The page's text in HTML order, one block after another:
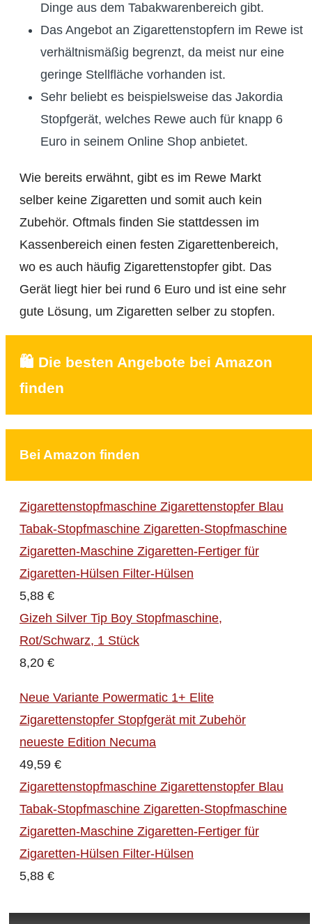
Dinge aus dem Tabakwarenbereich gibt.
Das Angebot an Zigarettenstopfern im Rewe ist
verhältnismäßig begrenzt, da meist nur eine
geringe Stellfläche vorhanden ist.
Sehr beliebt es beispielsweise das Jakordia
Stopfgerät, welches Rewe auch für knapp 6
Euro in seinem Online Shop anbietet.
Wie bereits erwähnt, gibt es im Rewe Markt
selber keine Zigaretten und somit auch kein
Zubehör. Oftmals finden Sie stattdessen im
Kassenbereich einen festen Zigarettenbereich,
wo es auch häufig Zigarettenstopfer gibt. Das
Gerät liegt hier bei rund 6 Euro und ist eine sehr
gute Lösung, um Zigaretten selber zu stopfen.
🛍️ Die besten Angebote bei Amazon
finden
Bei Amazon finden
Zigarettenstopfmaschine Zigarettenstopfer Blau
Tabak-Stopfmaschine Zigaretten-Stopfmaschine
Zigaretten-Maschine Zigaretten-Fertiger für
Zigaretten-Hülsen Filter-Hülsen
5,88 €
Gizeh Silver Tip Boy Stopfmaschine,
Rot/Schwarz, 1 Stück
8,20 €
Neue Variante Powermatic 1+ Elite
Zigarettenstopfer Stopfgerät mit Zubehör
neueste Edition Necuma
49,59 €
Zigarettenstopfmaschine Zigarettenstopfer Blau
Tabak-Stopfmaschine Zigaretten-Stopfmaschine
Zigaretten-Maschine Zigaretten-Fertiger für
Zigaretten-Hülsen Filter-Hülsen
5,88 €